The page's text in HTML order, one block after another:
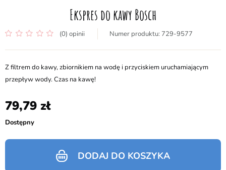
Ekspres do kawy Bosch
(0) opinii 729-9577
Z filtrem do kawy, zbiornikiem na wodę i przyciskiem uruchamiającym
przepływ wody. Czas na kawę!
79,79
Dostępny
DODAJ DO KOSZYKA